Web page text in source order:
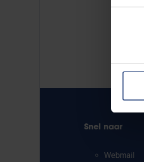
Snel naar
Webmail